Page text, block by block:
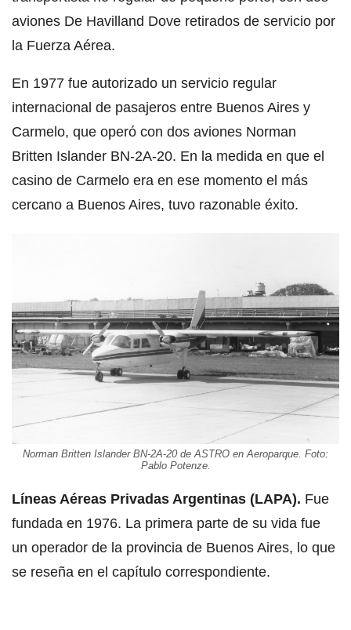
aviones De Havilland Dove retirados de servicio por
la Fuerza Aérea.
En 1977 fue autorizado un servicio regular
internacional de pasajeros entre Buenos Aires y
Carmelo, que operó con dos aviones Norman
Britten Islander BN-2A-20. En la medida en que el
casino de Carmelo era en ese momento el más
cercano a Buenos Aires, tuvo razonable éxito.
Norman Britten Islander BN-2A-20 de ASTRO en Aeroparque. Foto:
Pablo Potenze.
Líneas Aéreas Privadas Argentinas (LAPA). Fue
fundada en 1976. La primera parte de su vida fue
un operador de la provincia de Buenos Aires, lo que
se reseña en el capítulo correspondiente.